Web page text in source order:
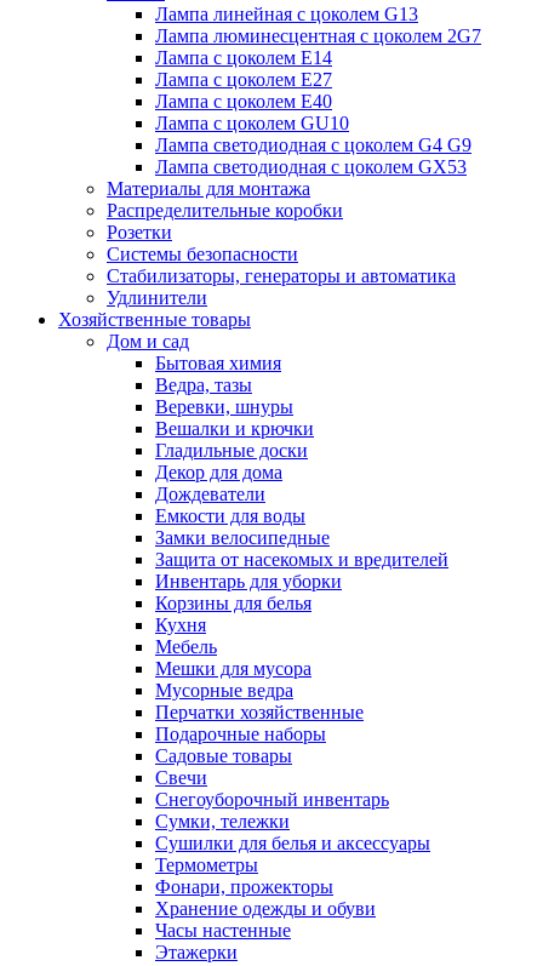
Лампа линейная с цоколем G13
Лампа люминесцентная с цоколем 2G7
Лампа с цоколем E14
Лампа с цоколем E27
Лампа с цоколем E40
Лампа с цоколем GU10
Лампа светодиодная с цоколем G4 G9
Лампа светодиодная с цоколем GX53
Материалы для монтажа
Распределительные коробки
Розетки
Системы безопасности
Стабилизаторы, генераторы и автоматика
Удлинители
Хозяйственные товары
Дом и сад
Бытовая химия
Ведра, тазы
Веревки, шнуры
Вешалки и крючки
Гладильные доски
Декор для дома
Дождеватели
Емкости для воды
Замки велосипедные
Защита от насекомых и вредителей
Инвентарь для уборки
Корзины для белья
Кухня
Мебель
Мешки для мусора
Мусорные ведра
Перчатки хозяйственные
Подарочные наборы
Садовые товары
Свечи
Снегоуборочный инвентарь
Сумки, тележки
Сушилки для белья и аксессуары
Термометры
Фонари, прожекторы
Хранение одежды и обуви
Часы настенные
Этажерки